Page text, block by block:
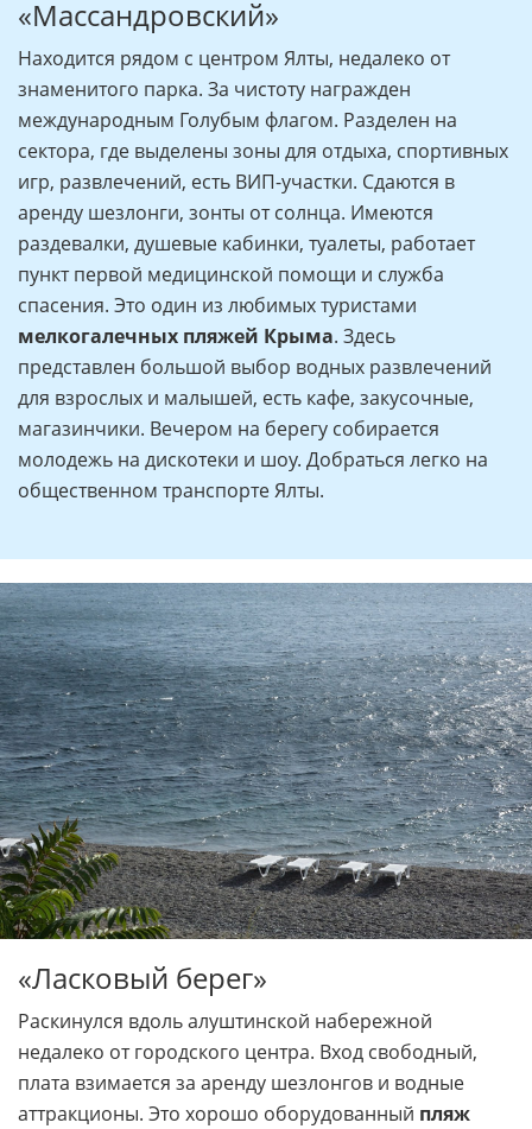
«Массандровский»
Находится рядом с центром Ялты, недалеко от
знаменитого парка. За чистоту награжден
международным Голубым флагом. Разделен на
сектора, где выделены зоны для отдыха, спортивных
игр, развлечений, есть ВИП-участки. Сдаются в
аренду шезлонги, зонты от солнца. Имеются
раздевалки, душевые кабинки, туалеты, работает
пункт первой медицинской помощи и служба
спасения. Это один из любимых туристами
мелкогалечных пляжей Крыма. Здесь
представлен большой выбор водных развлечений
для взрослых и малышей, есть кафе, закусочные,
магазинчики. Вечером на берегу собирается
молодежь на дискотеки и шоу. Добраться легко на
общественном транспорте Ялты.
«Ласковый берег»
Раскинулся вдоль алуштинской набережной
недалеко от городского центра. Вход свободный,
плата взимается за аренду шезлонгов и водные
аттракционы. Это хорошо оборудованный пляж